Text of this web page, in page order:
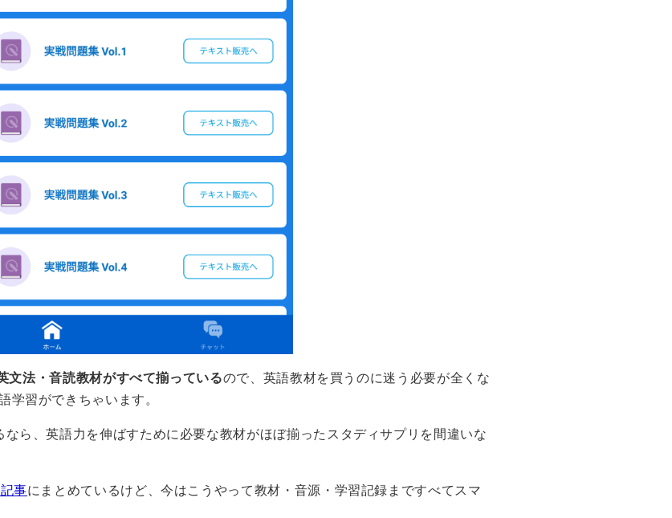
文法・音読教材がすべて揃っているので、英語教材を買うのに迷う必要が全くな
学習ができちゃいます。
ら、英語力を伸ばすために必要な教材がほぼ揃ったスタディサプリを間違いな
事にまとめているけど、今はこうやって教材・音源・学習記録まですべてスマ